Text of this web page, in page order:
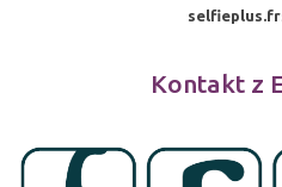
Kontakt z